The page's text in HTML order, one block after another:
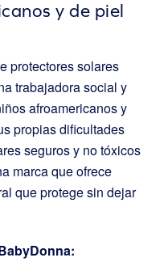
y de piel
protectores solares
trabajadora social y
afroamericanos y
propias dificultades
seguros y no tóxicos
marca que ofrece
que protege sin dejar